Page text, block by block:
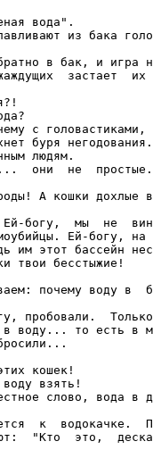
вода".
из бака
в бак, и игра
застает  их
с головастиками,
буря
людям.
они  не
А кошки дохлые
богу,  мы  не
Ей-богу, на
им этот бассейн
твои бесстыжие!
почему воду в
пробовали.
в воду... то есть в
кошек!
взять!
слово, вода в
к  водокачке.
"Кто  это,